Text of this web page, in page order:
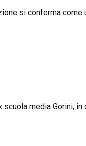
si conferma
media Gorini,